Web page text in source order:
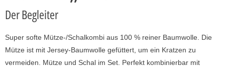
P
o
d
u
Der Begleiter
Super softe Mütze-/Schalkombi aus 100 % reiner Baumwolle. Die
Mütze ist mit Jersey-Baumwolle gefüttert, um ein Kratzen zu
vermeiden. Mütze und Schal im Set. Perfekt kombinierbar mit